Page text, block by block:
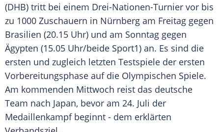
(DHB) tritt bei einem Drei-Nationen-Turnier vor bis
zu 1000 Zuschauern in Nürnberg am Freitag gegen
Brasilien (20.15 Uhr) und am Sonntag gegen
Ägypten (15.05 Uhr/beide Sport1) an. Es sind die
ersten und zugleich letzten Testspiele der ersten
Vorbereitungsphase auf die Olympischen Spiele.
Am kommenden Mittwoch reist das deutsche
Team nach Japan, bevor am 24. Juli der
Medaillenkampfbeginnt - dem erklärten